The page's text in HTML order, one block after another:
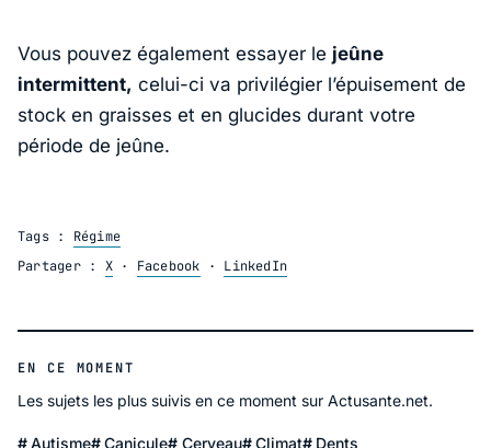
Vous pouvez également essayer le jeûne
intermittent, celui-ci va privilégier l’épuisement de
stock en graisses et en glucides durant votre
période de jeûne.
Tags : Régime
Partager : X· Facebook · LinkedIn
EN CE MOMENT
Les sujets les plus suivis en ce moment sur Actusante.net.
Autisme Canicule Cerveau Climat Dents